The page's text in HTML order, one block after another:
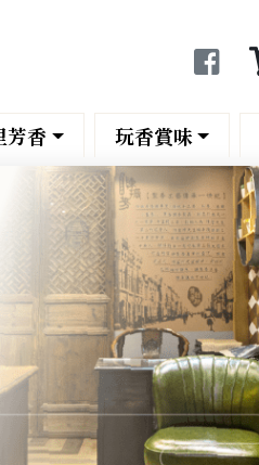
芳香 玩香賞味